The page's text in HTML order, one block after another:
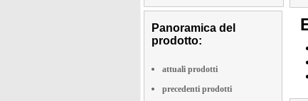
Panoramica del
prodotto:
attuali prodotti
precedenti prodotti